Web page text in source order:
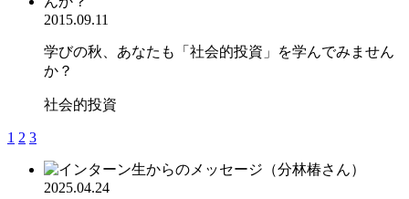
2015.09.11
学びの秋、あなたも「社会的投資」を学んでみません
か？
社会的投資
1 2 3
2025.04.24